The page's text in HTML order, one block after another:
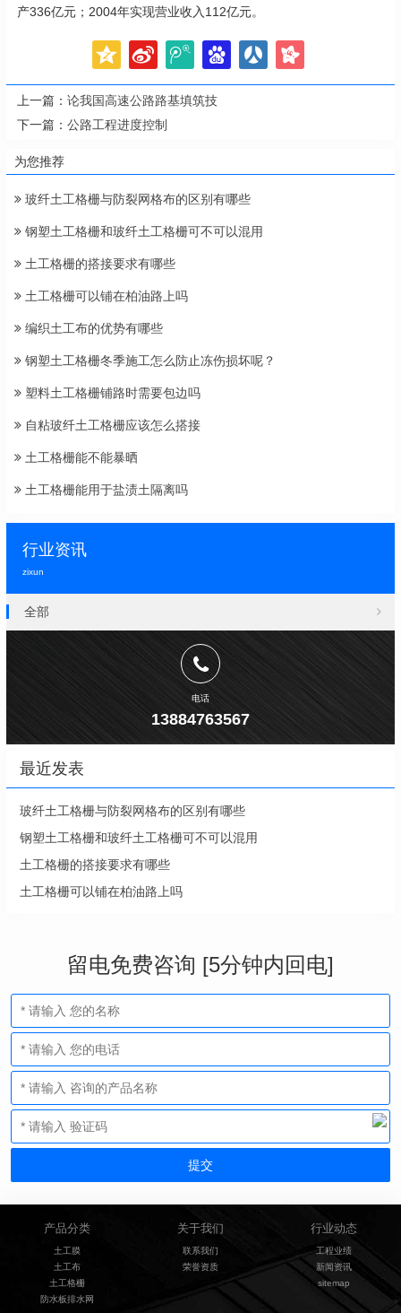
产336亿元；2004年实现营业收入112亿元。
上一篇： 论我国高速公路路基填筑技
下一篇： 公路工程进度控制
为您推荐
玻纤土工格栅与防裂网格布的区别有哪些
钢塑土工格栅和玻纤土工格栅可不可以混用
土工格栅的搭接要求有哪些
土工格栅可以铺在柏油路上吗
编织土工布的优势有哪些
钢塑土工格栅冬季施工怎么防止冻伤损坏呢？
塑料土工格栅铺路时需要包边吗
自粘玻纤土工格栅应该怎么搭接
土工格栅能不能暴晒
土工格栅能用于盐渍土隔离吗
行业资讯
zixun
全部
电话
13884763567
最近发表
玻纤土工格栅与防裂网格布的区别有哪些
钢塑土工格栅和玻纤土工格栅可不可以混用
土工格栅的搭接要求有哪些
土工格栅可以铺在柏油路上吗
留电免费咨询 [5分钟内回电]
产品分类
土工膜
土工布
土工格栅
防水板排水网
关于我们
联系我们
荣誉资质
行业动态
工程业绩
新闻资讯
sitemap